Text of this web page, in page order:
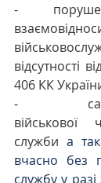
-
відсутності
406 КК
-
служби а
вчасно без
службу у